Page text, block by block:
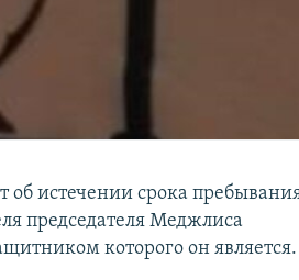
об истечении срока
председателя Меджлиса
которого он является.